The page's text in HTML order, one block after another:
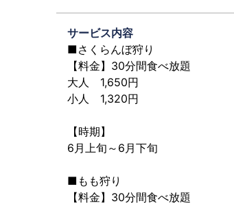
サービス内容
■さくらんぼ狩り
【料金】30分間食べ放題
大人 1,650円
小人 1,320円
【時期】
6月上旬～6月下旬
■もも狩り
【料金】30分間食べ放題